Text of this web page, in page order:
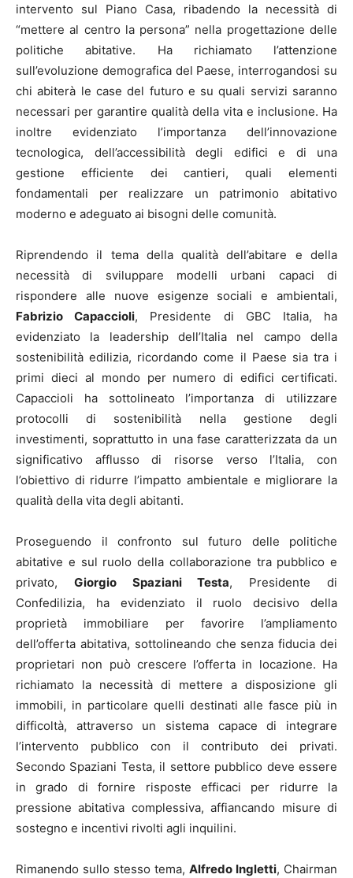
intervento sul Piano Casa, ribadendo la necessità di
“mettere al centro la persona” nella progettazione delle
politiche abitative. Ha richiamato l’attenzione
sull’evoluzione demografica del Paese, interrogandosi su
chi abiterà le case del futuro e su quali servizi saranno
necessari per garantire qualità della vita e inclusione. Ha
inoltre evidenziato l’importanza dell’innovazione
tecnologica, dell’accessibilità degli edifici e di una
gestione efficiente dei cantieri, quali elementi
fondamentali per realizzare un patrimonio abitativo
moderno e adeguato ai bisogni delle comunità.
Riprendendo il tema della qualità dell’abitare e della
necessità di sviluppare modelli urbani capaci di
rispondere alle nuove esigenze sociali e ambientali,
Fabrizio Capaccioli, Presidente di GBC Italia, ha
evidenziato la leadership dell’Italia nel campo della
sostenibilità edilizia, ricordando come il Paese sia tra i
primi dieci al mondo per numero di edifici certificati.
Capaccioli ha sottolineato l’importanza di utilizzare
protocolli di sostenibilità nella gestione degli
investimenti, soprattutto in una fase caratterizzata da un
significativo afflusso di risorse verso l’Italia, con
l’obiettivo di ridurre l’impatto ambientale e migliorare la
qualità della vita degli abitanti.
Proseguendo il confronto sul futuro delle politiche
abitative e sul ruolo della collaborazione tra pubblico e
privato, Giorgio Spaziani Testa, Presidente di
Confedilizia, ha evidenziato il ruolo decisivo della
proprietà immobiliare per favorire l’ampliamento
dell’offerta abitativa, sottolineando che senza fiducia dei
proprietari non può crescere l’offerta in locazione. Ha
richiamato la necessità di mettere a disposizione gli
immobili, in particolare quelli destinati alle fasce più in
difficoltà, attraverso un sistema capace di integrare
l’intervento pubblico con il contributo dei privati.
Secondo Spaziani Testa, il settore pubblico deve essere
in grado di fornire risposte efficaci per ridurre la
pressione abitativa complessiva, affiancando misure di
sostegno e incentivi rivolti agli inquilini.
Rimanendo sullo stesso tema, Alfredo Ingletti, Chairman